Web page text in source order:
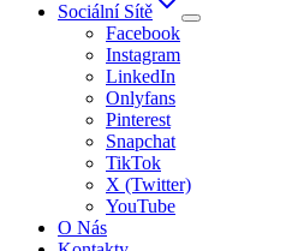
Sociální Sítě
Facebook
Instagram
LinkedIn
Onlyfans
Pinterest
Snapchat
TikTok
X (Twitter)
YouTube
O Nás